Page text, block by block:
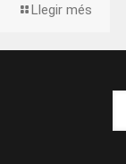
Llegir més